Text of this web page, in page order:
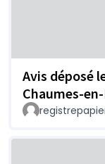
Avis déposé
Chaumes-